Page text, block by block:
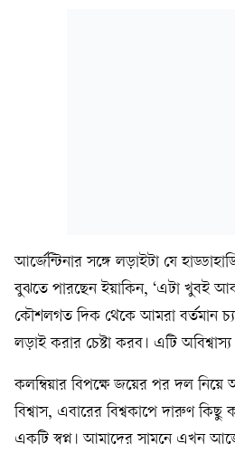
আর্জেন্টিনার সঙ্গে লড়াইটা যে
বুঝতে পারছেন ইয়াকিন, ‘এটা খুবই
কৌশলগত দিক থেকে আমরা বর্তমান
লড়াই করার চেষ্টা করব। এটি
কলম্বিয়ার বিপক্ষে জয়ের পর দল নিয়ে
বিশ্বাস, এবারের বিশ্বকাপে দারুণ কিছু
একটি স্বপ্ন। আমাদের সামনে এখন